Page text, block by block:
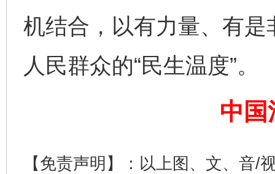
机结合，以有力量、有
人民群众的“民生温度”。
中国
【免责声明】：以上图、文、音/
完善运行机制助力责任有效落实 一纸欠